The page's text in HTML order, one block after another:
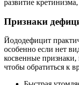
развитие
Признаки
Йододефицит
особенно если нет
косвенные признаки,
чтобы обратиться к